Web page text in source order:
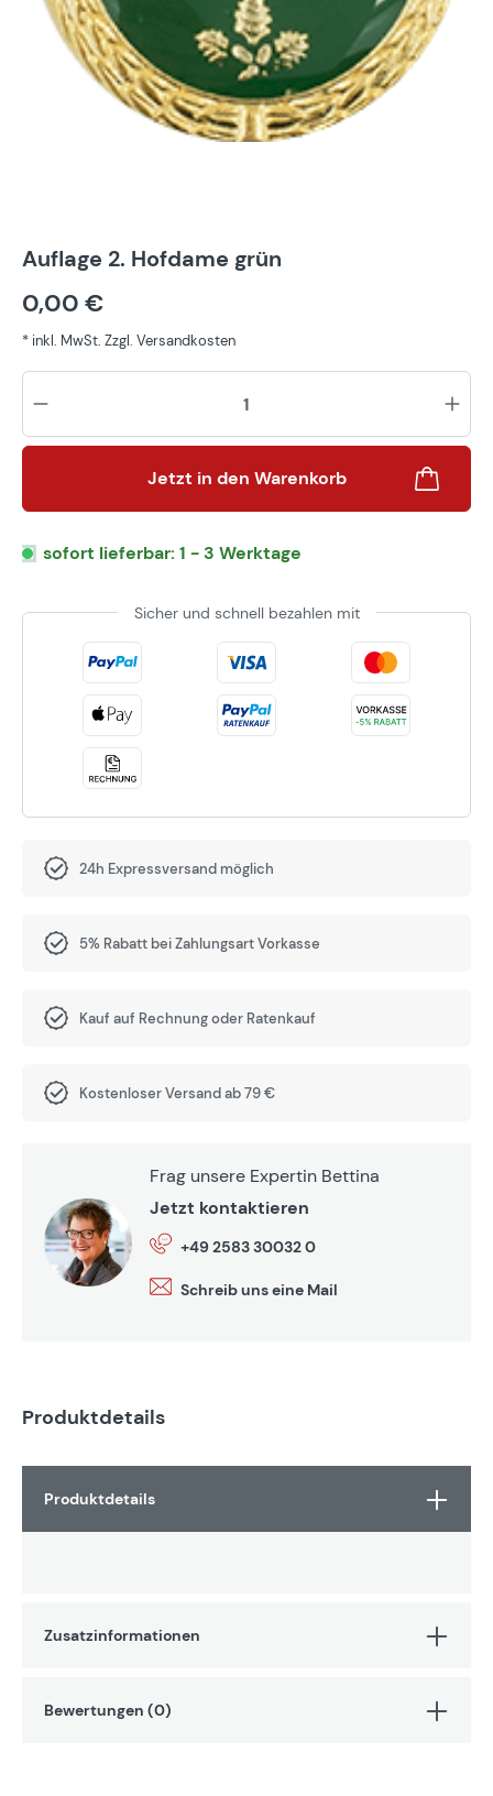
Auflage 2. Hofdame grün
0,00 €
* inkl. MwSt. Zzgl. Versandkosten
Jetzt in den Warenkorb
sofort lieferbar: 1 - 3 Werktage
Sicher und schnell bezahlen mit
24h Expressversand möglich
5% Rabatt bei Zahlungsart Vorkasse
Kauf auf Rechnung oder Ratenkauf
Kostenloser Versand ab 79 €
Frag unsere Expertin Bettina
Jetzt kontaktieren
+49 2583 30032 0
Schreib uns eine Mail
Produktdetails
Produktdetails
Zusatzinformationen
Bewertungen (0)